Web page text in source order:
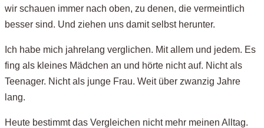
Eine kleine Übung für sofort
Du bist gut, so wie Du bist
FAQs
wir schauen immer nach oben, zu denen, die vermeintlich
besser sind. Und ziehen uns damit selbst herunter.
Ich habe mich jahrelang verglichen. Mit allem und jedem. Es
fing als kleines Mädchen an und hörte nicht auf. Nicht als
Teenager. Nicht als junge Frau. Weit über zwanzig Jahre
lang.
Heute bestimmt das Vergleichen nicht mehr meinen Alltag.